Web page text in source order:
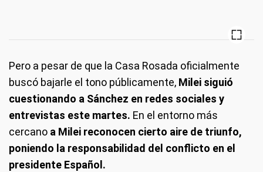
Pero a pesar de que la Casa Rosada oficialmente
buscó bajarle el tono públicamente, Milei siguió
cuestionando a Sánchez en redes sociales y
entrevistas este martes. En el entorno más
cercano a Milei reconocen cierto aire de triunfo,
poniendo la responsabilidad del conflicto en el
presidente Español.